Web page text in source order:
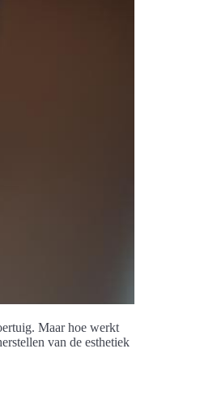
Maar hoe werkt
van de esthetiek